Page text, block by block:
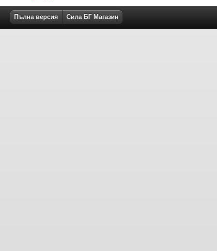
Пълна версия Сила БГ Магазин